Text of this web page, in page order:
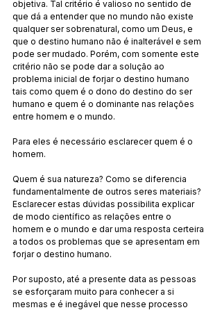
objetiva. Tal critério é valioso no sentido de
que dá a entender que no mundo não existe
qualquer ser sobrenatural, como um Deus, e
que o destino humano não é inalterável e sem
pode ser mudado. Porém, com somente este
critério não se pode dar a solução ao
problema inicial de forjar o destino humano
tais como quem é o dono do destino do ser
humano e quem é o dominante nas relações
entre homem e o mundo.
Para eles é necessário esclarecer quem é o
homem.
Quem é sua natureza? Como se diferencia
fundamentalmente de outros seres materiais?
Esclarecer estas dúvidas possibilita explicar
de modo científico as relações entre o
homem e o mundo e dar uma resposta certeira
a todos os problemas que se apresentam em
forjar o destino humano.
Por suposto, até a presente data as pessoas
se esforçaram muito para conhecer a si
mesmas e é inegável que nesse processo